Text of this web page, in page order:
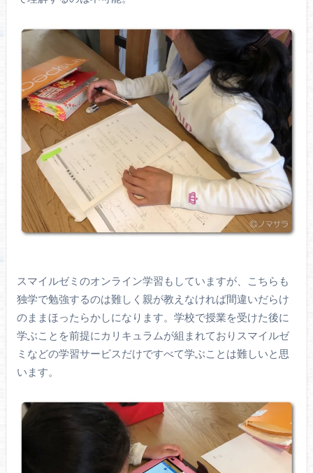
スマイルゼミのオンライン学習もしていますが、こちらも
独学で勉強するのは難しく親が教えなければ間違いだらけ
のままほったらかしになります。学校で授業を受けた後に
学ぶことを前提にカリキュラムが組まれておりスマイルゼ
ミなどの学習サービスだけですべて学ぶことは難しいと思
います。